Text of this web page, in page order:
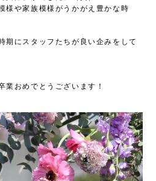
様や家族模様がうかがえ豊かな時
期にスタッフたちが良い企みをして
業おめでとうございます！